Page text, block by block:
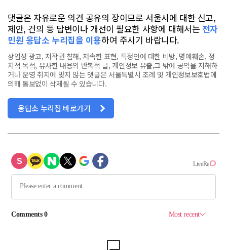
댓글은 자유로운 의견 공유의 장이므로 서울시에 대한 신고,
제안, 건의 등 답변이나 개선이 필요한 사항에 대해서는 전자
민원 응답소 누리집을 이용하여 주시기 바랍니다.
상업성 광고, 저작권 침해, 저속한 표현, 특정인에 대한 비방, 명예훼손, 정
치적 목적, 유사한 내용의 반복적 글, 개인정보 유출,그 밖에 공익을 저해하
거나 운영 취지에 맞지 않는 댓글은 서울특별시 조례 및 개인정보보호법에
의해 통보없이 삭제될 수 있습니다.
응답소 누리집 바로가기